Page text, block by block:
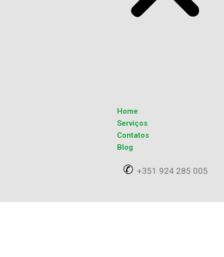
Home
Serviços
Contatos
Blog
✆ +351 924 285 005